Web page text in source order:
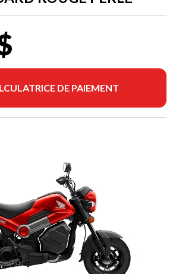
DE PAIEMENT